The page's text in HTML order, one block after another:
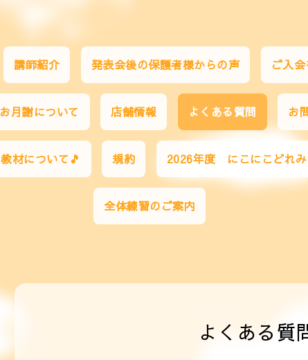
講師紹介 発表会後の保護者様からの声 ご入
お月謝について 店舗情報 よくある質問 お
教材について🎵 規約 2026年度 にこにこどれ
全体練習のご案内
よくある質